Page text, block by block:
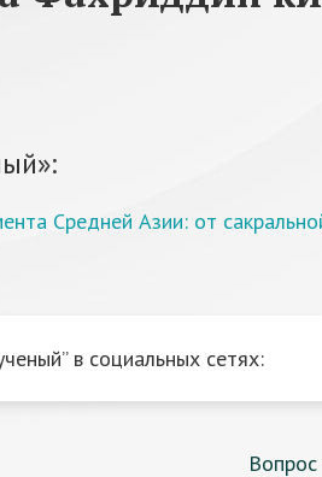
Средней Азии: от
в социальных сетях: